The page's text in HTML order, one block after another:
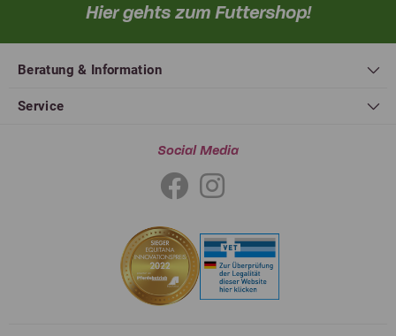
Hier gehts zum Futtershop!
Beratung & Information
Service
Social Media